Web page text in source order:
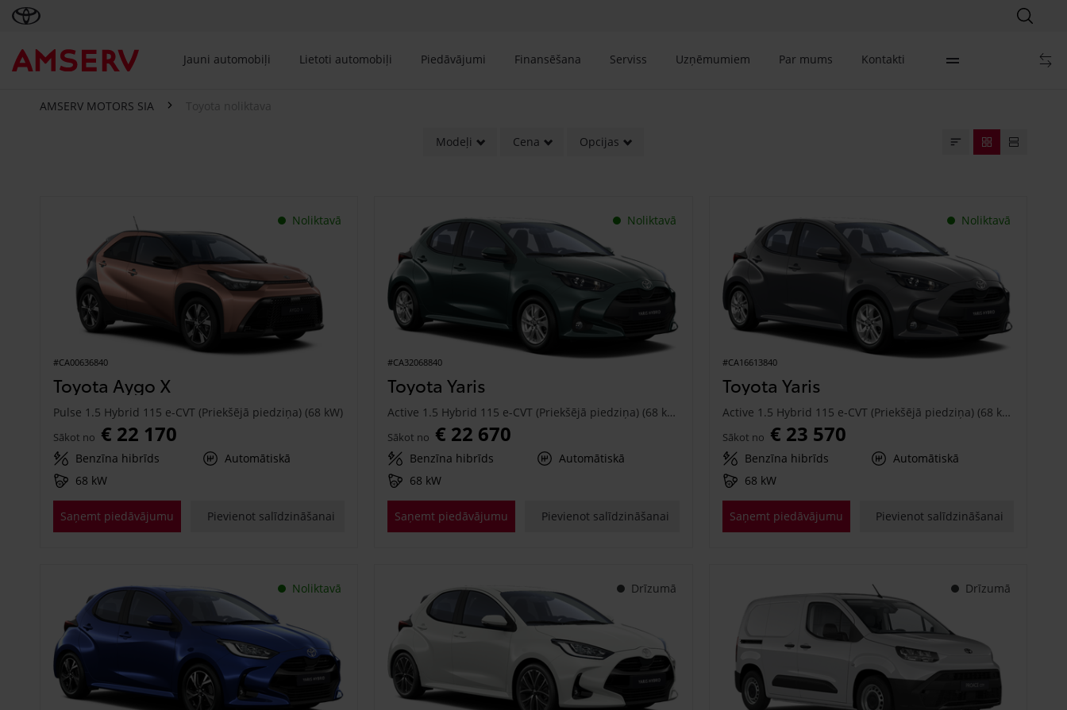
Jauni automobiļi Lietoti automobiļi Piedāvājumi Finansēšana Serviss Uzņēmumiem Par mums Kontakti
AMSERV MOTORS SIA Toyota noliktava
Modeļi Cena Opcijas
Noliktavā
#CA00636840
Toyota Aygo X
Pulse 1.5 Hybrid 115 e-CVT (Priekšējā piedziņa) (68 kW)
Sākot no € 22 170
Benzīna hibrīds
Automātiskā
68 kW
Saņemt piedāvājumu Pievienot salīdzināšanai
Noliktavā
#CA32068840
Toyota Yaris
Active 1.5 Hybrid 115 e-CVT (Priekšējā piedziņa) (68 kW)
Sākot no € 22 670
Benzīna hibrīds
Automātiskā
68 kW
Saņemt piedāvājumu Pievienot salīdzināšanai
Noliktavā
#CA16613840
Toyota Yaris
Active 1.5 Hybrid 115 e-CVT (Priekšējā piedziņa) (68 kW)
Sākot no € 23 570
Benzīna hibrīds
Automātiskā
68 kW
Saņemt piedāvājumu Pievienot salīdzināšanai
Noliktavā Drīzumā Drīzumā